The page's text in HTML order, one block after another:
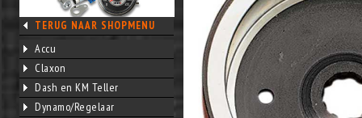
TERUG NAAR SHOPMENU
Accu
Claxon
Dash en KM Teller
Dynamo/Regelaar